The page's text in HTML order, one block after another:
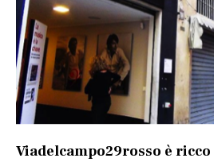
Viadelcampo29rosso è